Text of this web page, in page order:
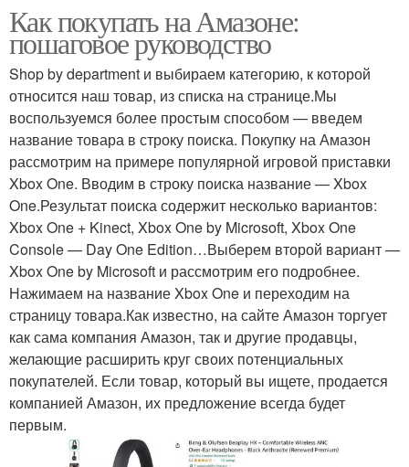
Как покупать на Амазоне:
пошаговое руководство
Shop by department и выбираем категорию, к которой
относится наш товар, из списка на странице.Мы
воспользуемся более простым способом — введем
название товара в строку поиска. Покупку на Амазон
рассмотрим на примере популярной игровой приставки
Xbox One. Вводим в строку поиска название — Xbox
One.Результат поиска содержит несколько вариантов:
Xbox One + Kinect, Xbox One by Microsoft, Xbox One
Console — Day One Edition…Выберем второй вариант —
Xbox One by Microsoft и рассмотрим его подробнее.
Нажимаем на название Xbox One и переходим на
страницу товара.Как известно, на сайте Амазон торгует
как сама компания Амазон, так и другие продавцы,
желающие расширить круг своих потенциальных
покупателей. Если товар, который вы ищете, продается
компанией Амазон, их предложение всегда будет
первым.